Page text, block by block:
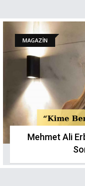
MAGAZİN
Mehmet Ali